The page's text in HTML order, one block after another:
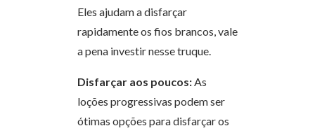
Eles ajudam a disfarçar
rapidamente os fios brancos, vale
a pena investir nesse truque.
Disfarçar aos poucos:As
loções progressivas podem ser
ótimas opções para disfarçar os